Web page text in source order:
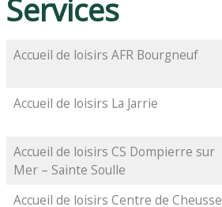
Services
Accueil de loisirs AFR Bourgneuf
Accueil de loisirs La Jarrie
Accueil de loisirs CS Dompierre sur
Mer – Sainte Soulle
Accueil de loisirs Centre de Cheusse